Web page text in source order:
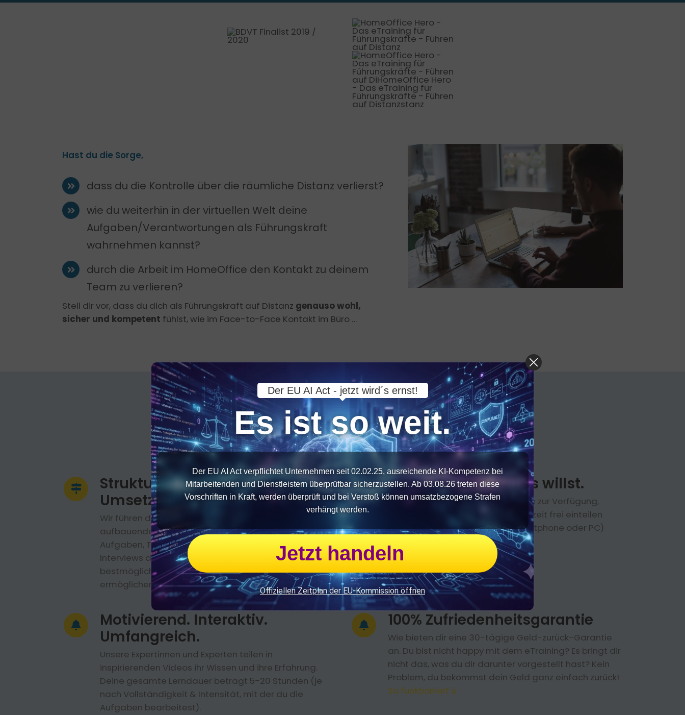
Hast du die Sorge,
dass du die Kontrolle über die räumliche Distanz verlierst?
wie du weiterhin in der virtuellen Welt deine
Aufgaben/Verantwortungen als Führungskraft
wahrnehmen kannst?
durch die Arbeit im HomeOffice den Kontakt zu deinem
Team zu verlieren?
Stell dir vor, dass du dich als Führungskraft auf Distanz genauso wohl,
sicher und kompetent fühlst, wie im Face-to-Face Kontakt im Büro …
Warum dieses eTraining?
Das eTraining für Führungskräfte!
Strukturiert. Logisch.
Umsetzbar.
Wir führen dich in einer didaktisch aufeinander
aufbauenden Struktur mit professionellen Videos,
Aufgaben, Tipps & Tricks und Experten/innen-
Interviews durch das eTraining, um dir einen
bestmöglichen Transfer in deinen Alltag zu
ermöglichen. Arbeite so wie die Top Führungskräfte.
Flexibel. So wie du es willst.
Du hast mit einem Klick alle Inhalte zur Verfügung,
sodass du dir deine Bearbeitungszeit frei einteilen
kannst und von überall (vom Smartphone oder PC)
Motivierend. Interaktiv.
Umfangreich.
Unsere Expertinnen und Experten teilen in
inspirierenden Videos ihr Wissen und ihre Erfahrung.
Deine gesamte Lerndauer beträgt 5-20 Stunden (je
nach Vollständigkeit & Intensität, mit der du die
Aufgaben bearbeitest).
100% Zufriedenheitsgarantie
Wie bieten dir eine 30-tägige Geld-zurück-Garantie
an. Du bist nicht happy mit dem eTraining? Es bringt dir
nicht das, was du dir darunter vorgestellt hast? Kein
Problem, du bekommst dein Geld ganz einfach zurück!
So funktioniert´s.
Der EU AI Act - jetzt wird´s ernst!
Es ist so weit.
Der EU AI Act verpflichtet Unternehmen seit 02.02.25, ausreichende KI-Kompetenz bei
Mitarbeitenden und Dienstleistern überprüfbar sicherzustellen. Ab 03.08.26 treten diese
Vorschriften in Kraft, werden überprüft und bei Verstoß können umsatzbezogene Strafen
verhängt werden.
Jetzt handeln
Offiziellen Zeitplan der EU-Kommission öffnen